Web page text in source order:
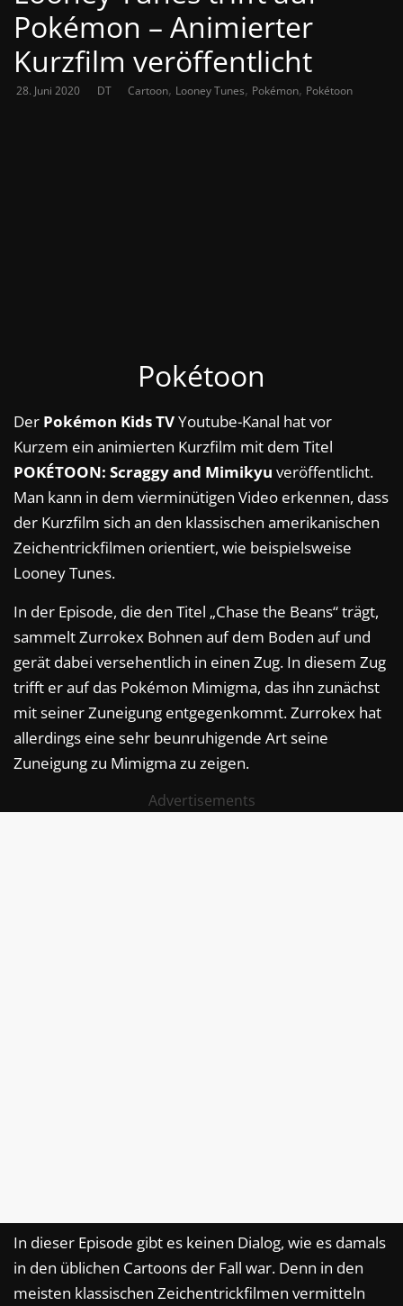
Pokémon – Animierter
Kurzfilm veröffentlicht
28. Juni 2020 DT Cartoon, Looney Tunes, Pokémon, Pokétoon
Pokétoon
Der Pokémon Kids TVYoutube-Kanal hat vor
Kurzem ein animierten Kurzfilm mit dem Titel
POKÉTOON: Scraggy and Mimikyu veröffentlicht.
Man kann in dem vierminütigen Video erkennen, dass
der Kurzfilm sich an den klassischen amerikanischen
Zeichentrickfilmen orientiert, wie beispielsweise
Looney Tunes.
In der Episode, die den Titel „Chase the Beans“ trägt,
sammelt Zurrokex Bohnen auf dem Boden auf und
gerät dabei versehentlich in einen Zug. In diesem Zug
trifft er auf das Pokémon Mimigma, das ihn zunächst
mit seiner Zuneigung entgegenkommt. Zurrokex hat
allerdings eine sehr beunruhigende Art seine
Zuneigung zu Mimigma zu zeigen.
Advertisements
In dieser Episode gibt es keinen Dialog, wie es damals
in den üblichen Cartoons der Fall war. Denn in den
meisten klassischen Zeichentrickfilmen vermitteln